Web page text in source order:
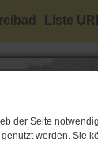
der Seite
werden. Sie
Liste